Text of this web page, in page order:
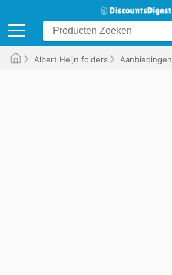
Albert Heijn folders Aanbiedingen